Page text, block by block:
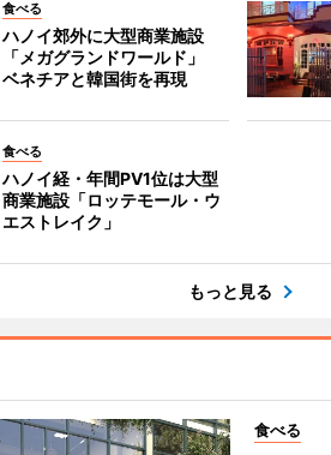
食べる
ハノイ郊外に大型商業施設
「メガグランドワールド」
ベネチアと韓国街を再現
食べる
ハノイ経・年間PV1位は大型
商業施設「ロッテモール・ウ
エストレイク」
もっと見る
食べる